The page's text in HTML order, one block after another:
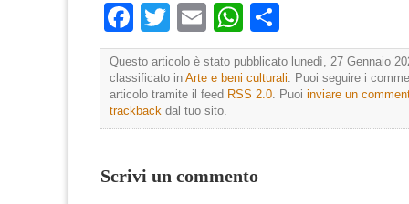
Facebook
TwitterEmailWhatsApp
Questo articolo è stato pubblicato lunedì, 27 Gennaio
classificato in Arte e beni culturali. Puoi seguire i
articolo tramite il feed RSS 2.0. Puoi inviare un
trackback dal tuo sito.
Scrivi un commento